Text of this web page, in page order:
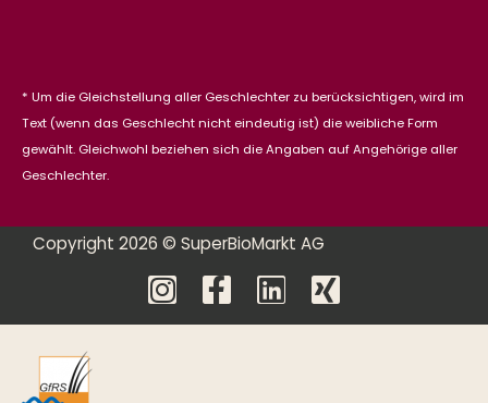
* Um die Gleichstellung aller Geschlechter zu berücksichtigen, wird im
Text (wenn das Geschlecht nicht eindeutig ist) die weibliche Form
gewählt. Gleichwohl beziehen sich die Angaben auf Angehörige aller
Geschlechter.
Copyright 2026 © SuperBioMarkt AG